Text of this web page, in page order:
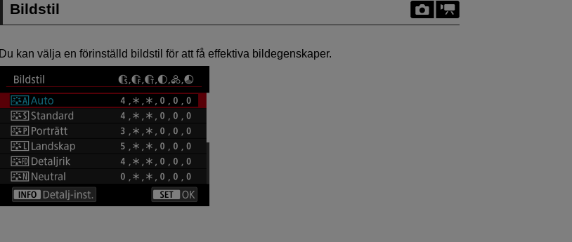
Bildstil
Du kan välja en förinställd bildstil för att få effektiva bildegenskaper.